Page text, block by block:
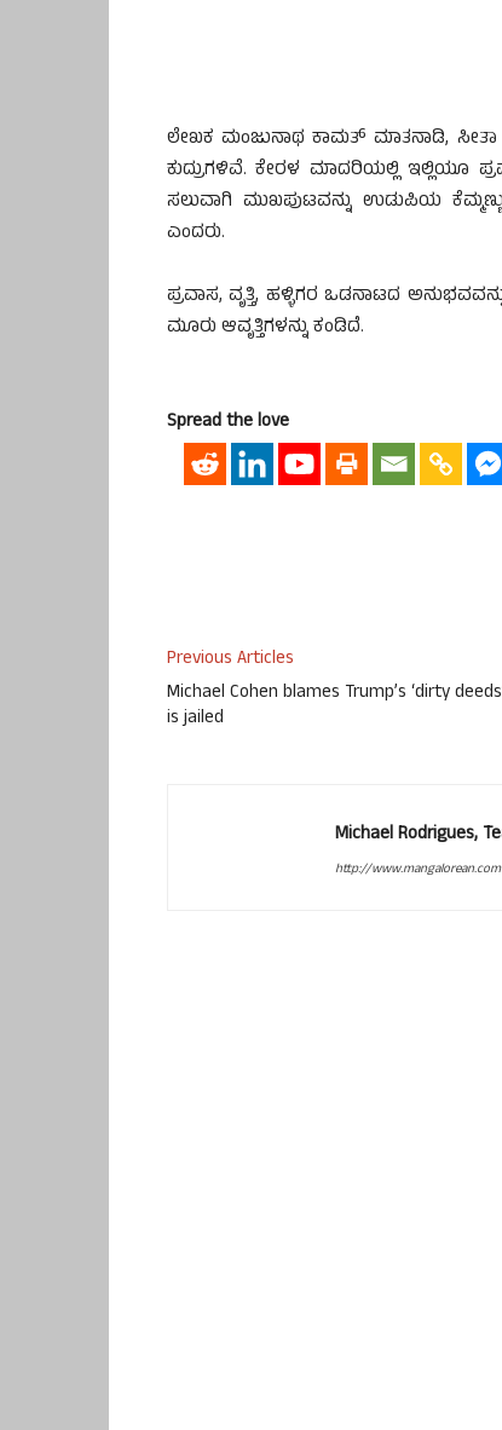
ಲೇಖಕ ಮಂಜುನಾಥ ಕಾಮತ್‌ ಮಾತನಾಡಿ, ಸೀತಾ
ಕುದ್ರುಗಳಿವೆ. ಕೇರಳ ಮಾದರಿಯಲ್ಲಿ ಇಲ್ಲಿಯೂ
ಸಲುವಾಗಿ ಮುಖಪುಟವನ್ನು ಉಡುಪಿಯ
ಎಂದರು.
ಪ್ರವಾಸ, ವೃತ್ತಿ, ಹಳ್ಳಿಗರ ಒಡನಾಟದ
ಮೂರು ಆವೃತ್ತಿಗಳನ್ನು ಕಂಡಿದೆ.
Spread the love
Previous Articles
Michael Cohen blames Trump’s ‘dirty
is jailed
Michael Rodrigues,
http://www.mangalorean.com